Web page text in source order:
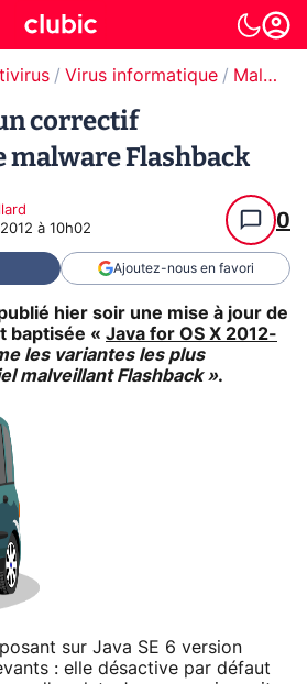
Virus informatique Malware / Ransomware
correctif
Flashback
à 10h02 0
Ajoutez-nous en favori
hier soir une mise à jour de
baptisée « Java for OS X 2012-
les variantes les plus
malveillant Flashback ».
sur Java SE 6 version
: elle désactive par défaut